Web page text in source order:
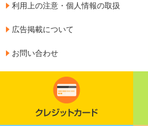
利用上の注意・個人情報の取扱
広告掲載について
お問い合わせ
クレジットカード